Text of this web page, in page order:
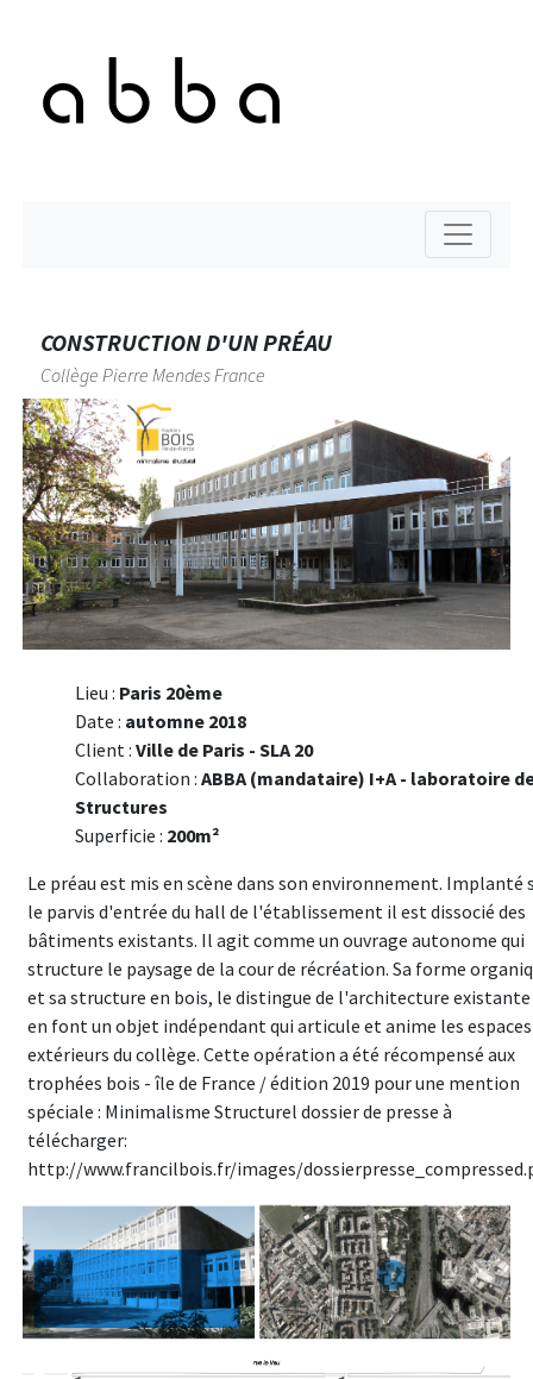
CONSTRUCTION D'UN PRÉAU
Collège Pierre Mendes France
Lieu : Paris 20ème
Date : automne 2018
Client : Ville de Paris - SLA 20
Collaboration : ABBA (mandataire) I+A - laboratoire
Structures
Superficie : 200m²
Le préau est mis en scène dans son environnement. Implanté
le parvis d'entrée du hall de l'établissement il est dissocié des
bâtiments existants. Il agit comme un ouvrage autonome qui
structure le paysage de la cour de récréation. Sa forme
et sa structure en bois, le distingue de l'architecture
en font un objet indépendant qui articule et anime les espaces
extérieurs du collège. Cette opération a été récompensé aux
trophées bois - île de France / édition 2019 pour une mention
spéciale : Minimalisme Structurel dossier de presse à
télécharger:
http://www.francilbois.fr/images/